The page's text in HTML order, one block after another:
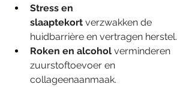
Stress en
slaaptekort verzwakken de
huidbarrière en vertragen herstel.
Roken en alcohol verminderen
zuurstoftoevoer en
collageenaanmaak.